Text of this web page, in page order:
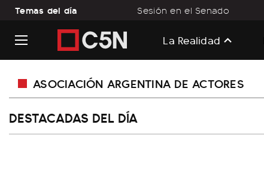
Temas del día Sesión en el Senado
La Realidad
ASOCIACIÓN ARGENTINA DE ACTORES
DESTACADAS DEL DÍA